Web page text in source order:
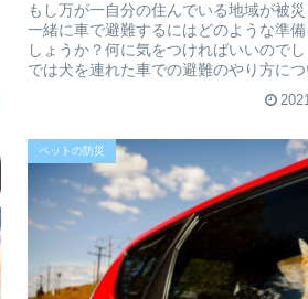
もし万が一自分の住んでいる地域が被
一緒に車で避難するにはどのような準
しょうか？何に気をつければいいので
では犬を連れた車での避難のやり方に
ただきます。犬 車のトランク車で...
ペットの防災